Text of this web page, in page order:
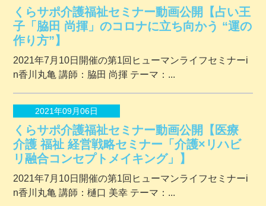
くらサポ介護福祉セミナー動画公開【占い王
子「脇田 尚揮」のコロナに立ち向かう “運の
作り方”】
2021年7月10日開催の第1回ヒューマンライフセミナーi
n香川丸亀 講師：脇田 尚揮 テーマ：...
2021年09月06日
くらサポ介護福祉セミナー動画公開【医療
介護 福祉 経営戦略セミナー「介護×リハビ
リ融合コンセプトメイキング」】
2021年7月10日開催の第1回ヒューマンライフセミナーi
n香川丸亀 講師：樋口 美幸 テーマ：...